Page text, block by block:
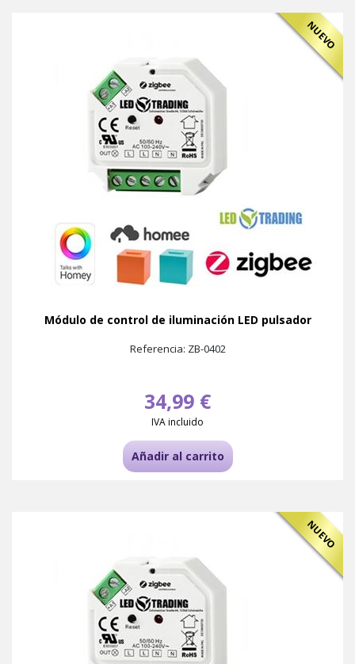
NUEVO
Módulo de control de iluminación LED pulsador
Referencia: ZB-0402
34,99 €
IVA incluido
Añadir al carrito
NUEVO